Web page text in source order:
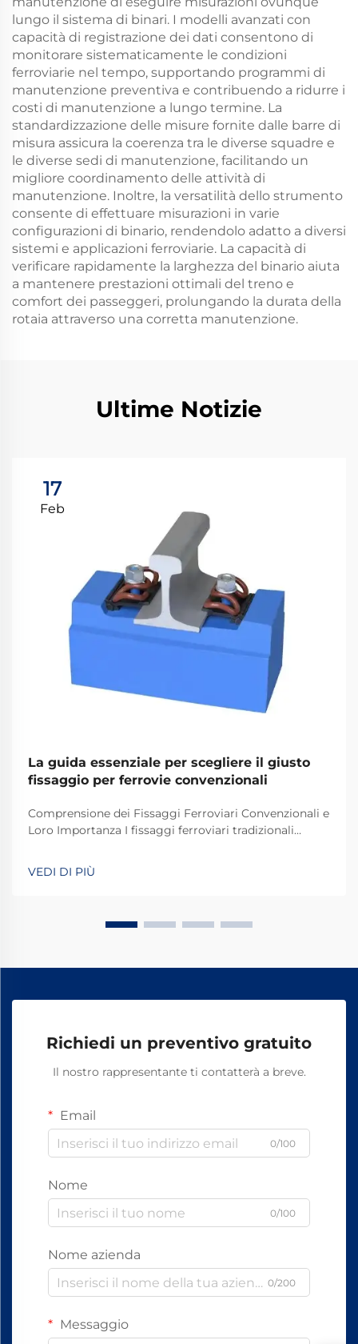
lungo il sistema di binari. I modelli avanzati con
capacità di registrazione dei dati consentono di
monitorare sistematicamente le condizioni
ferroviarie nel tempo, supportando programmi di
manutenzione preventiva e contribuendo a ridurre i
costi di manutenzione a lungo termine. La
standardizzazione delle misure fornite dalle barre di
misura assicura la coerenza tra le diverse squadre e
le diverse sedi di manutenzione, facilitando un
migliore coordinamento delle attività di
manutenzione. Inoltre, la versatilità dello strumento
consente di effettuare misurazioni in varie
configurazioni di binario, rendendolo adatto a diversi
sistemi e applicazioni ferroviarie. La capacità di
verificare rapidamente la larghezza del binario aiuta
a mantenere prestazioni ottimali del treno e
comfort dei passeggeri, prolungando la durata della
rotaia attraverso una corretta manutenzione.
Ultime Notizie
17
Feb
La guida essenziale per scegliere il giusto
fissaggio per ferrovie convenzionali
Comprensione dei Fissaggi Ferroviari Convenzionali e
Loro Importanza I fissaggi ferroviari tradizionali
stabili e sicuri i binari dei treni per le operazioni
quotidiane. La maggior parte dei sistemi si basa su
VEDI DI PIÙ
Richiedi un preventivo gratuito
Il nostro rappresentante ti contatterà a breve.
Email
0/100
Nome
0/100
Nome azienda
0/200
Messaggio